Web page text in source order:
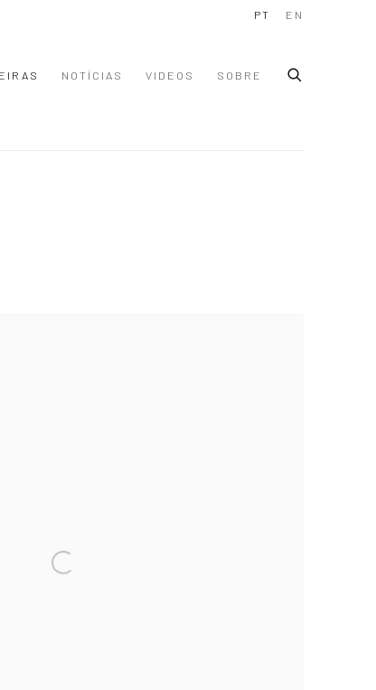
NOTÍCIAS VIDEOS SOBRE
PT EN